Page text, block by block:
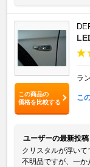
この商品の
価格を比較する
ラ
こ
ユーザーの最新投稿
クリスタルが浮い
不明品ですが、一か